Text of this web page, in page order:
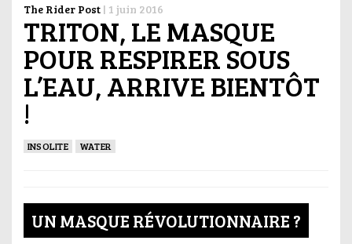
The Rider Post | 1 juin 2016
TRITON, LE MASQUE
POUR RESPIRER SOUS
L’EAU, ARRIVE BIENTÔT
!
INSOLITE WATER
UN MASQUE RÉVOLUTIONNAIRE ?